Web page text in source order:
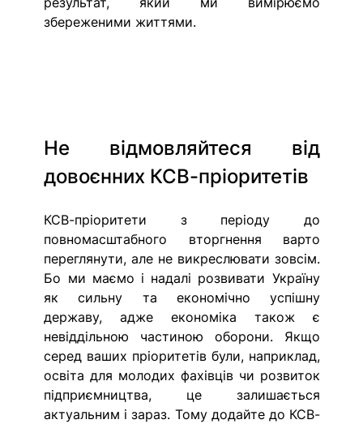
збереженими життями.
Не відмовляйтеся від
довоєнних КСВ-пріоритетів
КСВ-пріоритети з періоду до
повномасштабного вторгнення варто
переглянути, але не викреслювати зовсім.
Бо ми маємо і надалі розвивати Україну
як сильну та економічно успішну
державу, адже економіка також є
невіддільною частиною оборони. Якщо
серед ваших пріоритетів були, наприклад,
освіта для молодих фахівців чи розвиток
підприємництва, це залишається
актуальним і зараз. Тому додайте до КСВ-